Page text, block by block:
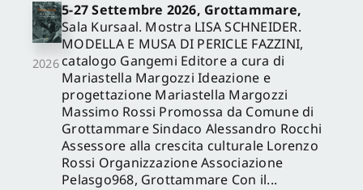
2026
5-27 Settembre 2026, Grottammare,
Sala Kursaal. Mostra LISA SCHNEIDER.
MODELLA E MUSA DI PERICLE FAZZINI,
catalogo Gangemi Editore a cura di
Mariastella Margozzi Ideazione e
progettazione Mariastella Margozzi
Massimo Rossi Promossa da Comune di
Grottammare Sindaco Alessandro Rocchi
Assessore alla crescita culturale Lorenzo
Rossi Organizzazione Associazione
Pelasgo968, Grottammare Con il...